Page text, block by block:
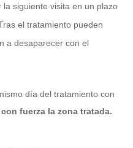
siguiente visita en un plazo
el tratamiento pueden
a desaparecer con el
día del tratamiento con
fuerza la zona tratada.